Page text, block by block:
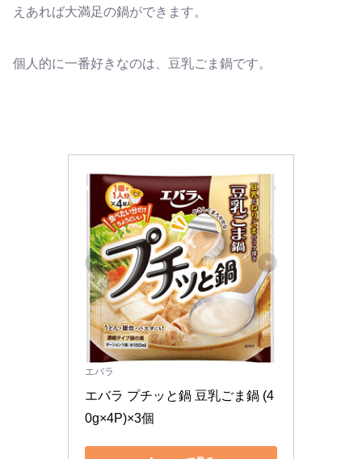
えあれば大満足の鍋ができます。
個人的に一番好きなのは、豆乳ごま鍋です。
エバラ
エバラ プチッと鍋 豆乳ごま鍋 (4
0g×4P)×3個